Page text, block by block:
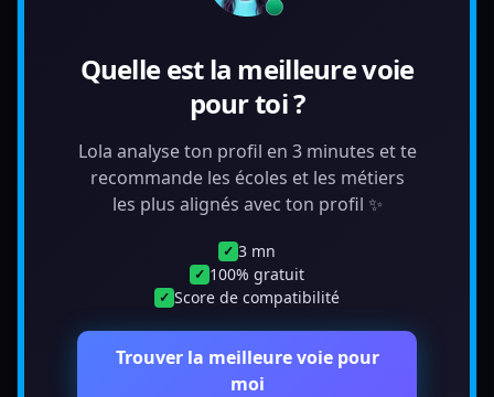
Quelle est la meilleure voie
pour toi ?
Lola analyse ton profil en 3 minutes et te
recommande les écoles et les métiers
les plus alignés avec ton profil ✨
✓ 3 mn
✓ 100% gratuit
✓ Score de compatibilité
Trouver la meilleure voie pour
moi